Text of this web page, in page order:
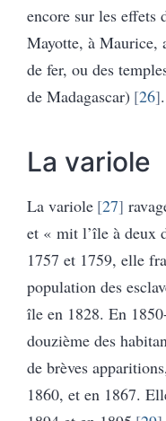
encore sur les effets
Mayotte, à Maurice,
de fer, ou des
de Madagascar) 26 .
La variole
La variole 27
et « mit l’île à deux
1757 et 1759, elle
population des
île en 1828. En
douzième des
de brèves
1860, et en 1867.